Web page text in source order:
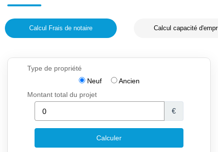
Calcul Frais de notaire Calcul capacité